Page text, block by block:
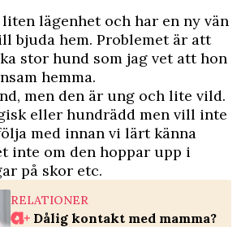
liten lägenhet och har en ny vän
bjuda hem. Problemet är att
stor hund som jag vet att hon
hemma.
men den är ung och lite vild.
eller hundrädd men vill inte
med innan vi lärt känna
inte om den hoppar upp i
på skor etc.
RELATIONER
Dålig kontakt med mamma?